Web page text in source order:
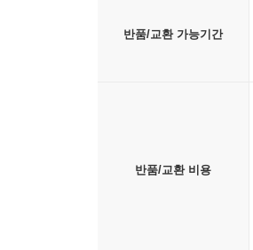
반품/교환 가능기간
반품/교환 비용